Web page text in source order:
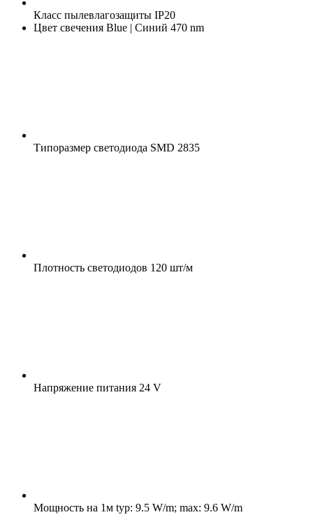
Класс пылевлагозащиты IP20
Цвет свечения Blue | Синий 470 nm
Типоразмер светодиода SMD 2835
Плотность светодиодов 120 шт/м
Напряжение питания 24 V
Мощность на 1м typ: 9.5 W/m; max: 9.6 W/m